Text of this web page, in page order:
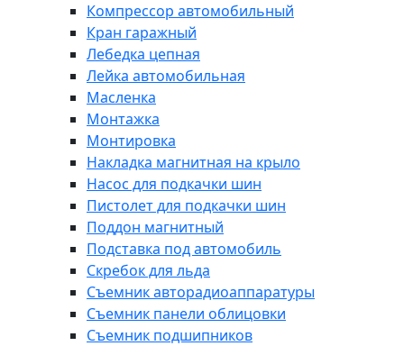
Компрессор автомобильный
Кран гаражный
Лебедка цепная
Лейка автомобильная
Масленка
Монтажка
Монтировка
Накладка магнитная на крыло
Насос для подкачки шин
Пистолет для подкачки шин
Поддон магнитный
Подставка под автомобиль
Скребок для льда
Съемник авторадиоаппаратуры
Съемник панели облицовки
Съемник подшипников